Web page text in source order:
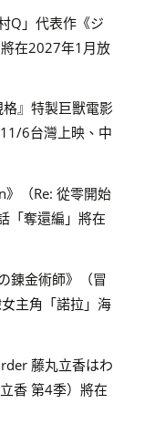
Q」代表作《ジ
在2027年1月放
』特製巨獸電影
6台灣上映、中
（Re: 從零開始
「奪還編」將在
錬金術師》（冒
主角「諾拉」海
藤丸立香はわ
香 第4季）將在